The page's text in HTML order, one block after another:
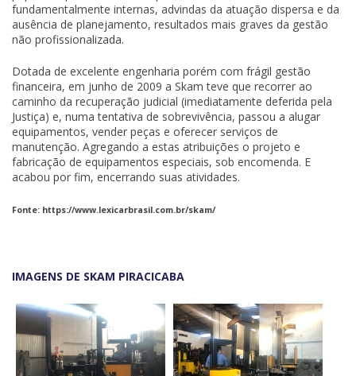
fundamentalmente internas, advindas da atuação dispersa e da
ausência de planejamento, resultados mais graves da gestão
não profissionalizada.
Dotada de excelente engenharia porém com frágil gestão
financeira, em junho de 2009 a Skam teve que recorrer ao
caminho da recuperação judicial (imediatamente deferida pela
Justiça) e, numa tentativa de sobrevivência, passou a alugar
equipamentos, vender peças e oferecer serviços de
manutenção. Agregando a estas atribuições o projeto e
fabricação de equipamentos especiais, sob encomenda. E
acabou por fim, encerrando suas atividades.
Fonte: https://www.lexicarbrasil.com.br/skam/
IMAGENS DE SKAM PIRACICABA